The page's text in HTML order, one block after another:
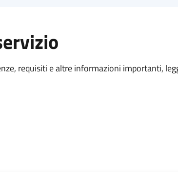
requisiti e altre informazioni importanti,